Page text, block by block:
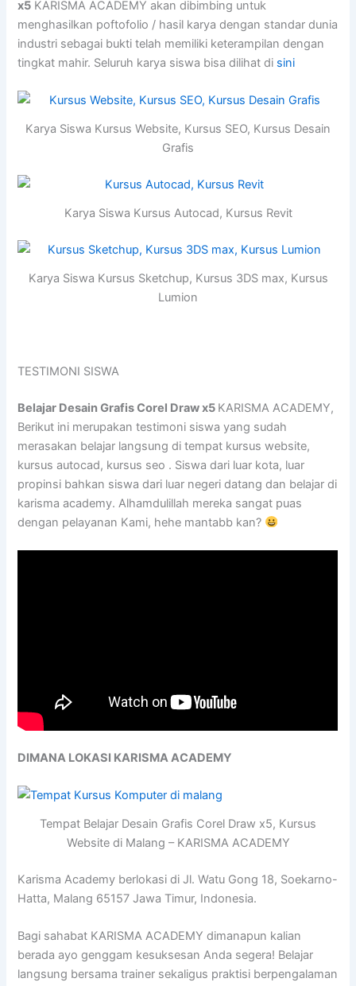
x5 KARISMA ACADEMY akan dibimbing untuk
menghasilkan poftofolio / hasil karya dengan standar dunia
industri sebagai bukti telah memiliki keterampilan dengan
tingkat mahir. Seluruh karya siswa bisa dilihat di sini
Karya Siswa Kursus Website, Kursus SEO, Kursus Desain
Grafis
Karya Siswa Kursus Autocad, Kursus Revit
Karya Siswa Kursus Sketchup, Kursus 3DS max, Kursus
Lumion
TESTIMONI SISWA
Belajar Desain Grafis Corel Draw x5 KARISMA ACADEMY,
Berikut ini merupakan testimoni siswa yang sudah
merasakan belajar langsung di tempat kursus website,
kursus autocad, kursus seo . Siswa dari luar kota, luar
propinsi bahkan siswa dari luar negeri datang dan belajar di
karisma academy. Alhamdulillah mereka sangat puas
dengan pelayanan Kami, hehe mantabb kan?
DIMANA LOKASI KARISMA ACADEMY
Tempat Belajar Desain Grafis Corel Draw x5, Kursus
Website di Malang – KARISMA ACADEMY
Karisma Academy berlokasi di Jl. Watu Gong 18, Soekarno-
Hatta, Malang 65157 Jawa Timur, Indonesia.
Bagi sahabat KARISMA ACADEMY dimanapun kalian
berada ayo genggam kesuksesan Anda segera! Belajar
langsung bersama trainer sekaligus praktisi berpengalaman